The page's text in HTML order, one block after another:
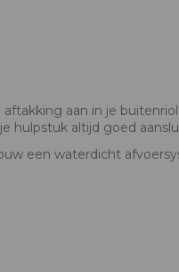
aan in je
hulpstuk altijd goed
een waterdicht